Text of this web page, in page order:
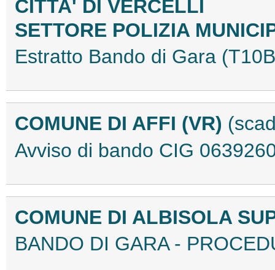
CITTA' DI VERCELLI
SETTORE POLIZIA
Estratto Bando di Gara
COMUNE DI AFFI (VR)
Avviso di bando CIG
COMUNE DI ALBISOLA
BANDO DI GARA -